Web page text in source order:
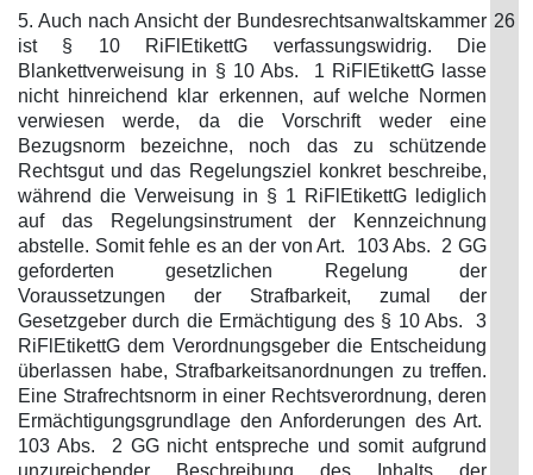
5. Auch nach Ansicht der Bundesrechtsanwaltskammer
ist § 10 RiFlEtikettG verfassungswidrig. Die
Blankettverweisung in § 10 Abs. 1 RiFlEtikettG lasse
nicht hinreichend klar erkennen, auf welche Normen
verwiesen werde, da die Vorschrift weder eine
Bezugsnorm bezeichne, noch das zu schützende
Rechtsgut und das Regelungsziel konkret beschreibe,
während die Verweisung in § 1 RiFlEtikettG lediglich
auf das Regelungsinstrument der Kennzeichnung
abstelle. Somit fehle es an der von Art. 103 Abs. 2 GG
geforderten gesetzlichen Regelung der
Voraussetzungen der Strafbarkeit, zumal der
Gesetzgeber durch die Ermächtigung des § 10 Abs. 3
RiFlEtikettG dem Verordnungsgeber die Entscheidung
überlassen habe, Strafbarkeitsanordnungen zu treffen.
Eine Strafrechtsnorm in einer Rechtsverordnung, deren
Ermächtigungsgrundlage den Anforderungen des Art.
103 Abs. 2 GG nicht entspreche und somit aufgrund
unzureichender Beschreibung des Inhalts der
26